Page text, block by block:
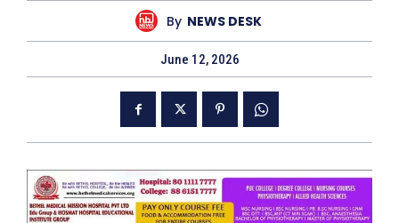
By NEWS DESK
June 12, 2026